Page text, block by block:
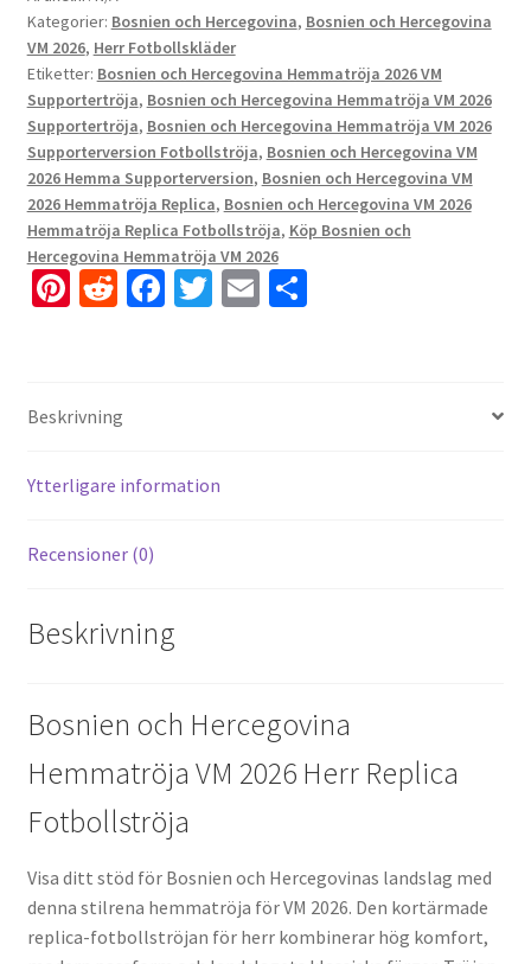
Kategorier: Bosnien och Hercegovina, Bosnien och Hercegovina
VM 2026, Herr Fotbollskläder
Etiketter: Bosnien och Hercegovina Hemmatröja 2026 VM
Supportertröja, Bosnien och Hercegovina Hemmatröja VM 2026
Supportertröja, Bosnien och Hercegovina Hemmatröja VM 2026
Supporterversion Fotbollströja, Bosnien och Hercegovina VM
2026 Hemma Supporterversion, Bosnien och Hercegovina VM
2026 Hemmatröja Replica, Bosnien och Hercegovina VM 2026
Hemmatröja Replica Fotbollströja, Köp Bosnien och
Hercegovina Hemmatröja VM 2026
Pi
es
t
R
di
t
Fa
k
T E D
Beskrivning
Ytterligare information
Recensioner (0)
Beskrivning
Bosnien och Hercegovina
Hemmatröja VM 2026 Herr Replica
Fotbollströja
Visa ditt stöd för Bosnien och Hercegovinas landslag med
denna stilrena hemmatröja för VM 2026. Den kortärmade
replica-fotbollströjan för herr kombinerar hög komfort,